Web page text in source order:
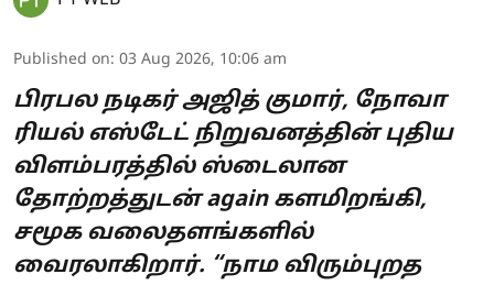
Published on: 03 Aug 2026, 10:06 am
பிரபல நடிகர் அஜித் குமார், நோவா
ரியல் எஸ்டேட் நிறுவனத்தின் புதிய
விளம்பரத்தில் ஸ்டைலான
தோற்றத்துடன் again களமிறங்கி,
சமூக வலைதளங்களில்
வைரலாகிறார். “நாம விரும்புறத